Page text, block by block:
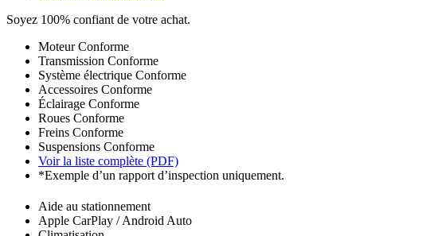
Soyez 100% confiant de votre achat.
MoteurConforme
Transmission Conforme
Système électrique Conforme
Accessoires Conforme
Éclairage Conforme
Roues Conforme
Freins Conforme
Suspensions Conforme
Voir la liste complète (PDF)
*Exemple d’un rapport d’inspection uniquement.
Aide au stationnement
Apple CarPlay / Android Auto